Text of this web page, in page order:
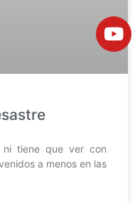
ni tiene que ver con
a menos en las